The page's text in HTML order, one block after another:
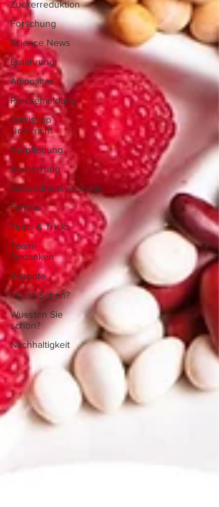
Zuckerreduktion
Forschung
Science News
Ernährung
Adipositas
Pressemeldung
Praxistipp
Unterricht
Verpflegung
Vernetzung
Gesundheitsvorsorge
Familie
Tipps & Tricks
Team-
Gedanken
Rezepte
Heute Schon?
Wussten Sie
schon?
Nachhaltigkeit